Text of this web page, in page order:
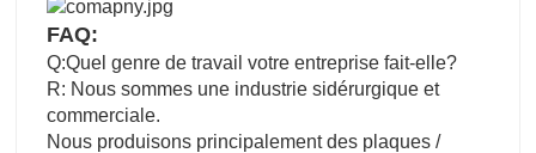
FAQ:
Q:Quel genre de travail votre entreprise fait-elle?
R: Nous sommes une industrie sidérurgique et
commerciale.
Nous produisons principalement des plaques /